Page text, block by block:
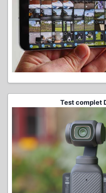
Test complet